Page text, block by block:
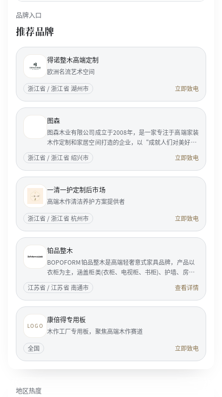
品牌入口
推荐品牌
得诺整木高端定制
欧洲名流艺术空间
浙江省 / 浙江省 湖州市
立即致电
图森
图森木业有限公司成立于2008年，是一家专注于高端家装
木作定制和家居空间打造的企业，以“成就人们对美好居
家生活的向往”为使命，服务国内外成功人士和精英客
户。 <p...
浙江省 / 浙江省 绍兴市 立即致电
一清一护定制后市场
高端木作清洁养护方案提供者
浙江省 / 浙江省 杭州市
立即致电
铂品整木
BOPOFORM铂品整木是高端轻奢意式家具品牌，产品以
衣柜为主，涵盖柜类(衣柜、电视柜、书柜)、护墙、房
门。BOPOFORM是典型的意大利风格的家居企业，是享
誉国际家具...
江苏省 / 江苏省 南通市 查看详情
LOGO
康倍得专用板
木作工厂专用板，聚焦高端木作赛道
全国
立即致电
地区热度